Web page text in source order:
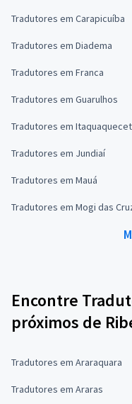
Tradutores em Carapicuíba
Tradutores em Diadema
Tradutores em Franca
Tradutores em Guarulhos
Tradutores em
Tradutores em Jundiaí
Tradutores em Mauá
Tradutores em Mogi das
Encontre
próximos de
Tradutores em Araraquara
Tradutores em Araras